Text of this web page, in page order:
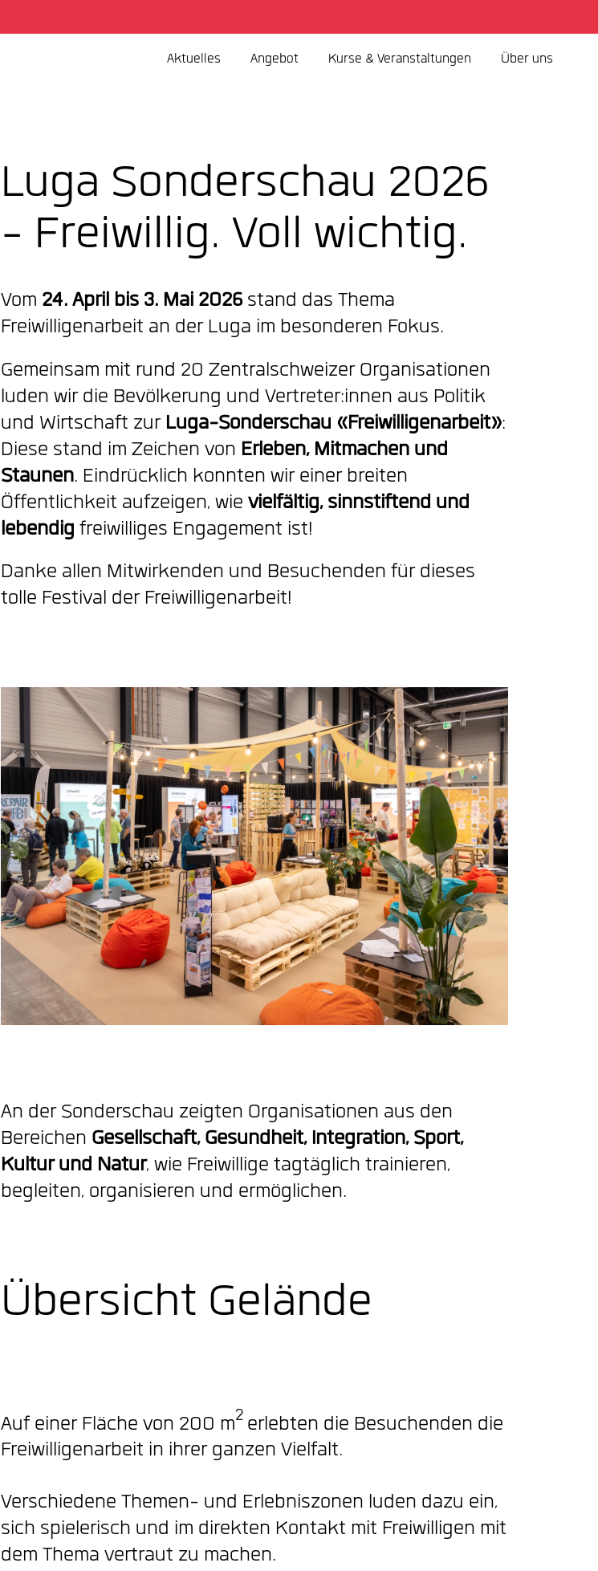
Aktuelles Angebot Kurse & Veranstaltungen Über uns
Luga Sonderschau 2026
- Freiwillig. Voll wichtig.
Vom 24. April bis 3. Mai 2026 stand das Thema
Freiwilligenarbeit an der Luga im besonderen Fokus.
Gemeinsam mit rund 20 Zentralschweizer Organisationen
luden wir die Bevölkerung und Vertreter:innen aus Politik
und Wirtschaft zur Luga-Sonderschau «Freiwilligenarbeit»:
Diese stand im Zeichen von Erleben, Mitmachen und
Staunen. Eindrücklich konnten wir einer breiten
Öffentlichkeit aufzeigen, wievielfältig, sinnstiftend und
lebendig freiwilliges Engagement ist!
Danke allen Mitwirkenden und Besuchenden für dieses
tolle Festival der Freiwilligenarbeit!
An der Sonderschau zeigten Organisationen aus den
Bereichen Gesellschaft, Gesundheit, Integration, Sport,
Kultur und Natur, wie Freiwillige tagtäglich trainieren,
begleiten, organisieren und ermöglichen.
Übersicht Gelände
Auf einer Fläche von 200 m2 erlebten die Besuchenden die
Freiwilligenarbeit in ihrer ganzen Vielfalt.
Verschiedene Themen- und Erlebniszonen luden dazu ein,
sich spielerisch und im direkten Kontakt mit Freiwilligen mit
dem Thema vertraut zu machen.